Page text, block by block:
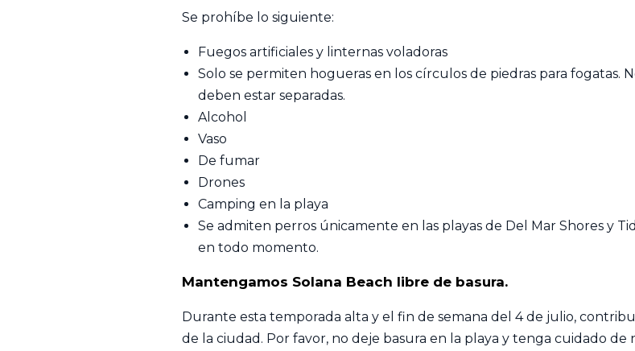
Se prohíbe lo siguiente:
Fuegos artificiales y linternas voladoras
Solo se permiten hogueras en los círculos de piedras para fogatas.
deben estar separadas.
Alcohol
Vaso
De fumar
Drones
Camping en la playa
Se admiten perros únicamente en las playas de Del Mar Shores y
en todo momento.
Mantengamos Solana Beach libre de basura.
Durante esta temporada alta y el fin de semana del 4 de julio,
de la ciudad. Por favor, no deje basura en la playa y tenga cuidado de